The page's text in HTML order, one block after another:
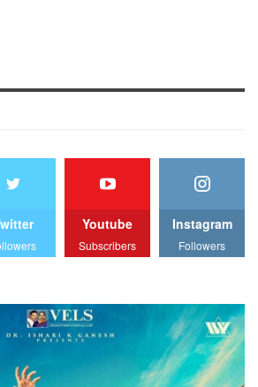
Youtube
Subscribers
Instagram
Followers